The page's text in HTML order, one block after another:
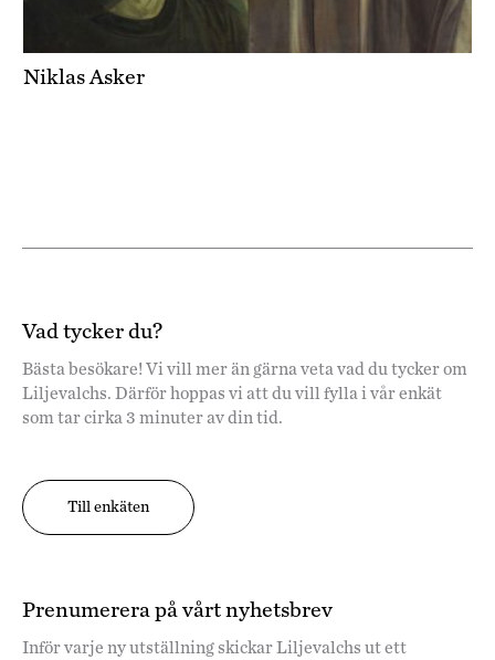
Niklas Asker
Vad tycker du?
Bästa besökare! Vi vill mer än gärna veta vad du tycker om
Liljevalchs. Därför hoppas vi att du vill fylla i vår enkät
som tar cirka 3 minuter av din tid.
Till enkäten
Prenumerera på vårt nyhetsbrev
Inför varje ny utställning skickar Liljevalchs ut ett